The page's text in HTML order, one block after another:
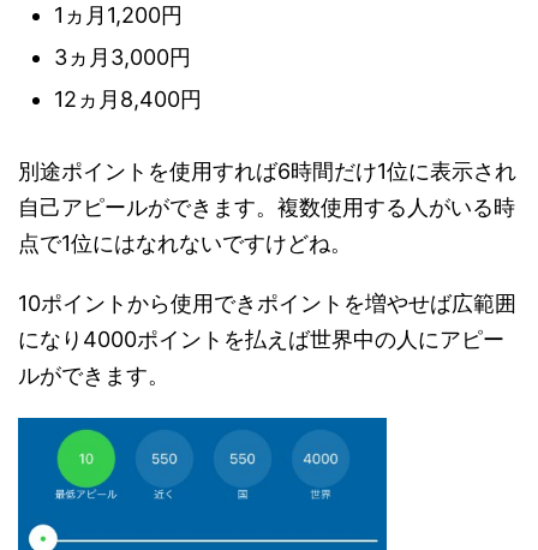
1ヵ月1,200円
3ヵ月3,000円
12ヵ月8,400円
別途ポイントを使用すれば6時間だけ1位に表示され
自己アピールができます。複数使用する人がいる時
点で1位にはなれないですけどね。
10ポイントから使用できポイントを増やせば広範囲
になり4000ポイントを払えば世界中の人にアピー
ルができます。